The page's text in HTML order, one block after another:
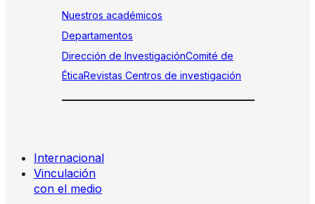
Nuestros académicos
Departamentos
Dirección de InvestigaciónComité de
ÉticaRevistas Centros de investigación
Internacional
Vinculación
con el medio